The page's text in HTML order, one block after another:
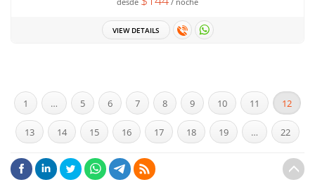
VIEW DETAILS
1 … 5 6 7 8 9 10 11 12
13 14 15 16 17 18 19 … 22